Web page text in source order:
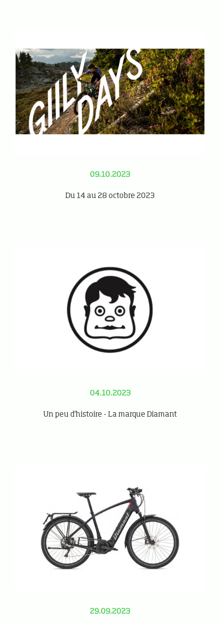
09.10.2023
Du 14 au 28 octobre 2023
04.10.2023
Un peu d'histoire - La marque Diamant
29.09.2023